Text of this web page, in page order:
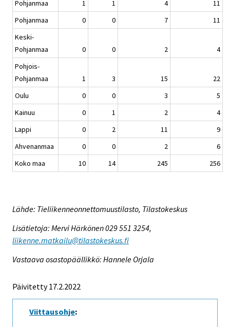
Pohjanmaa 1 1 4
11
Pohjanmaa
0 0 7
11
Keski-
Pohjanmaa
0 0 2
4
Pohjois-
Pohjanmaa
1 3 15
22
Oulu
0 0 3
5
Kainuu
0 1 2
4
Lappi
0 2 11
9
Ahvenanmaa
0 0 2
6
Koko maa
10 14 245 256
Lähde: Tieliikenneonnettomuustilasto, Tilastokeskus
Lisätietoja: Mervi Härkönen 029 551 3254,
liikenne.matkailu@tilastokeskus.fi
Vastaava osastopäällikkö: Hannele Orjala
Päivitetty 17.2.2022
Viittausohje: